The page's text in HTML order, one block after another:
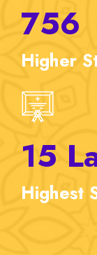
756
Higher
15
Highest